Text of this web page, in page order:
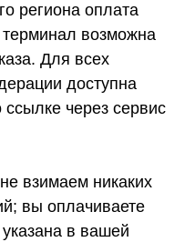
региона оплата
терминал возможна
Для всех
доступна
через сервис
взимаем никаких
вы оплачиваете
указана в вашей